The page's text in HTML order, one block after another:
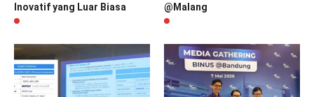
Inovatif yang Luar Biasa
@Malang